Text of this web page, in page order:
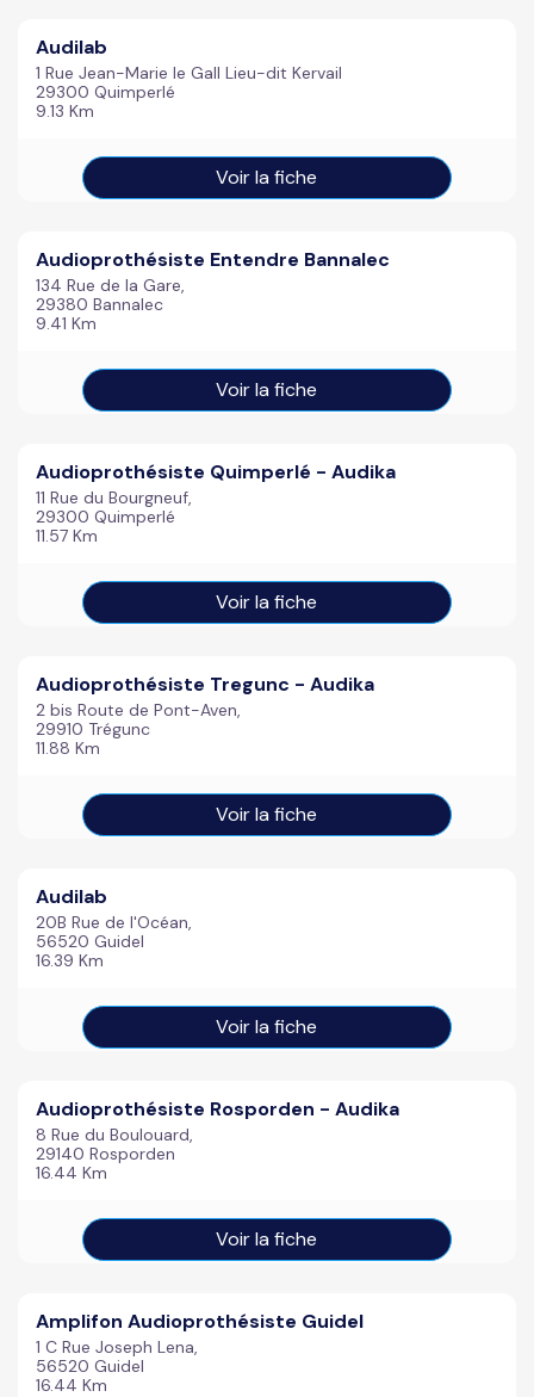
Audilab
1 Rue Jean-Marie le Gall Lieu-dit Kervail
29300 Quimperlé
9.13 Km
Voir la fiche
Audioprothésiste Entendre Bannalec
134 Rue de la Gare,
29380 Bannalec
9.41 Km
Voir la fiche
Audioprothésiste Quimperlé - Audika
11 Rue du Bourgneuf,
29300 Quimperlé
11.57 Km
Voir la fiche
Audioprothésiste Tregunc - Audika
2 bis Route de Pont-Aven,
29910 Trégunc
11.88 Km
Voir la fiche
Audilab
20B Rue de l'Océan,
56520 Guidel
16.39 Km
Voir la fiche
Audioprothésiste Rosporden - Audika
8 Rue du Boulouard,
29140 Rosporden
16.44 Km
Voir la fiche
Amplifon Audioprothésiste Guidel
1 C Rue Joseph Lena,
56520 Guidel
16.44 Km